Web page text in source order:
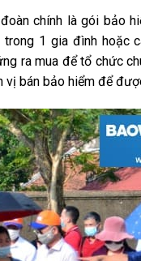
chính là gói bảo
1 gia đình hoặc
ra mua để tổ chức
bán bảo hiểm để